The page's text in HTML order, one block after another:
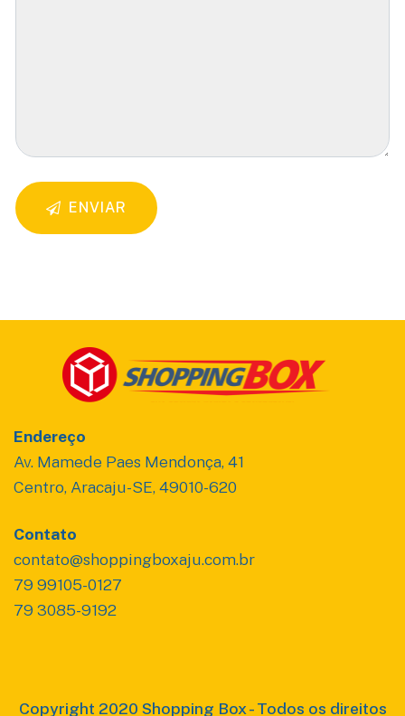
ENVIAR
Endereço
Av. Mamede Paes Mendonça, 41
Centro, Aracaju-SE, 49010-620
Contato
contato@shoppingboxaju.com.br
79 99105-0127
79 3085-9192
Copyright 2020 Shopping Box - Todos os direitos